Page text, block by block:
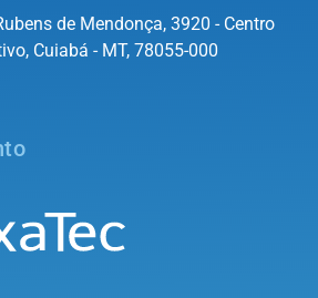
de Mendonça, 3920 - Centro
Cuiabá - MT, 78055-000